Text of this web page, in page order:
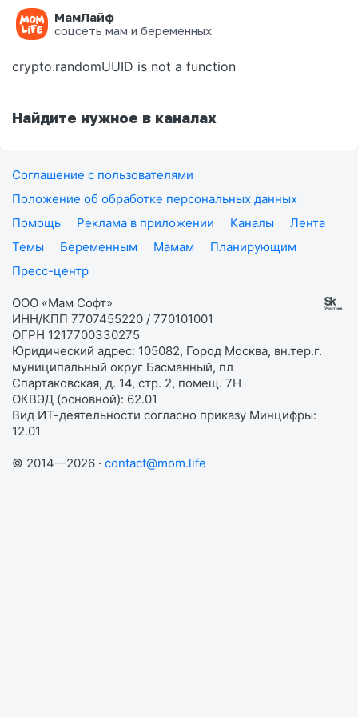
МамЛайф
соцсеть мам и беременных
Ошибка на странице
crypto.randomUUID is not a function
Найдите нужное в каналах
Соглашение с пользователями
Положение об обработке персональных данных
Помощь
Реклама в приложении Каналы
Лента
Темы
Беременным Мамам
Планирующим
Пресс-центр
ООО «Мам Софт»
ИНН/КПП 7707455220 / 770101001
ОГРН 1217700330275
Юридический адрес: 105082, Город Москва, вн.тер.г.
муниципальный округ Басманный, пл
Спартаковская, д. 14, стр. 2, помещ. 7Н
ОКВЭД (основной): 62.01
Вид ИТ-деятельности согласно приказу Минцифры:
12.01
© 2014—2026 · contact@mom.life